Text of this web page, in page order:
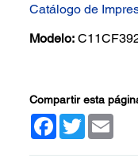
Catálogo de
Modelo:
Compartir esta
Facebook
Twitter